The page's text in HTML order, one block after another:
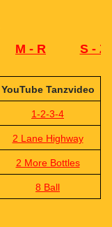
M - R S - Z
YouTube Tanzvideo
1-2-3-4
2 Lane Highway
2 More Bottles
8 Ball